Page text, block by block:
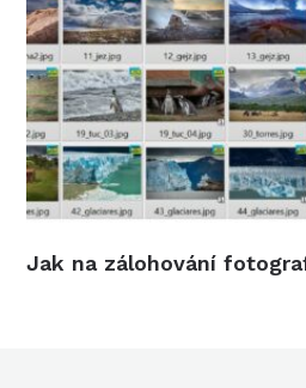
Jak na zálohování